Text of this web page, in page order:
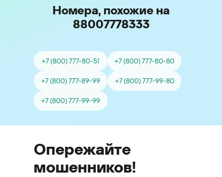
Номера, похожие на
88007778333
+7 (800) 777-80-51 +7 (800) 777-80-80
+7 (800) 777-89-99 +7 (800) 777-99-80
+7 (800) 777-99-99
Опережайте
мошенников!